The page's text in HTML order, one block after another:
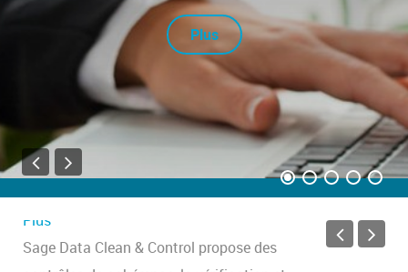
Plus
contrôles de cohérence, la vérification et